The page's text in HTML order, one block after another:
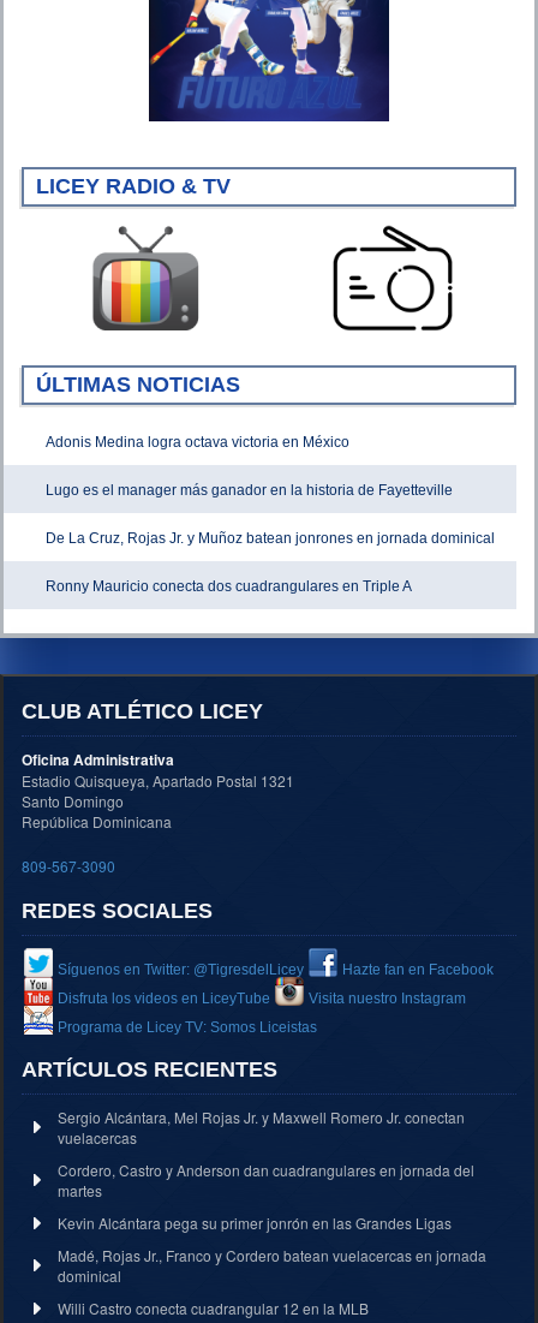
LICEY RADIO & TV
ÚLTIMAS NOTICIAS
Adonis Medina logra octava victoria en México
Lugo es el manager más ganador en la historia de Fayetteville
De La Cruz, Rojas Jr. y Muñoz batean jonrones en jornada dominical
Ronny Mauricio conecta dos cuadrangulares en Triple A
CLUB ATLÉTICO LICEY
Oficina Administrativa
Estadio Quisqueya, Apartado Postal 1321
Santo Domingo
República Dominicana
809-567-3090
REDES SOCIALES
Síguenos en Twitter: @TigresdelLicey
Hazte fan en Facebook
Disfruta los videos en LiceyTube
Visita nuestro Instagram
Programa de Licey TV: Somos Liceistas
ARTÍCULOS RECIENTES
Sergio Alcántara, Mel Rojas Jr. y Maxwell Romero Jr. conectan
vuelacercas
Cordero, Castro y Anderson dan cuadrangulares en jornada del
martes
Kevin Alcántara pega su primer jonrón en las Grandes Ligas
Madé, Rojas Jr., Franco y Cordero batean vuelacercas en jornada
dominical
Willi Castro conecta cuadrangular 12 en la MLB